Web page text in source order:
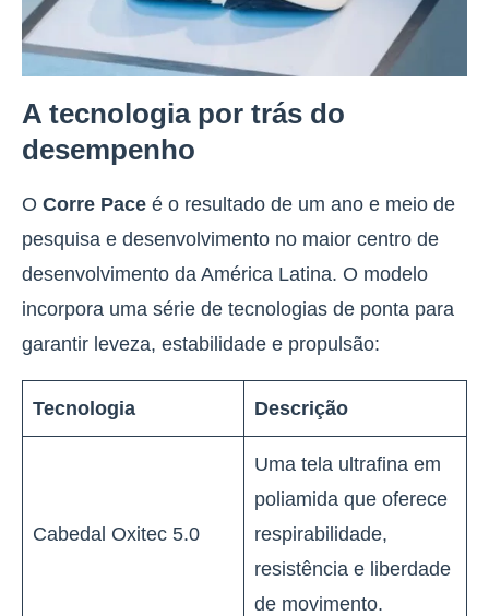
A tecnologia por trás do
desempenho
O Corre Pace é o resultado de um ano e meio de
pesquisa e desenvolvimento no maior centro de
desenvolvimento da América Latina. O modelo
incorpora uma série de tecnologias de ponta para
garantir leveza, estabilidade e propulsão:
Tecnologia Descrição
Cabedal Oxitec 5.0
Uma tela ultrafina em
poliamida que oferece
respirabilidade,
resistência e liberdade
de movimento.